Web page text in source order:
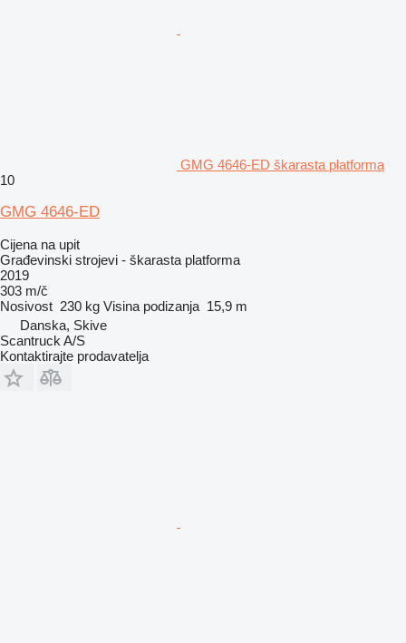
GMG 4646-ED škarasta platforma
10
GMG 4646-ED
Cijena na upit
Građevinski strojevi - škarasta platforma
2019
303 m/č
Nosivost 230 kg Visina podizanja 15,9 m
Danska, Skive
Scantruck A/S
Kontaktirajte prodavatelja